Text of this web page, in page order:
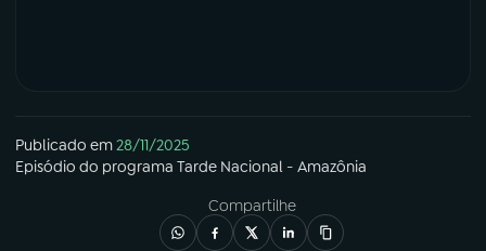
Publicado em28/11/2025
Episódio do programa Tarde Nacional - Amazônia
Compartilhe